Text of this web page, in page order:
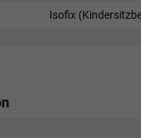
Isofix